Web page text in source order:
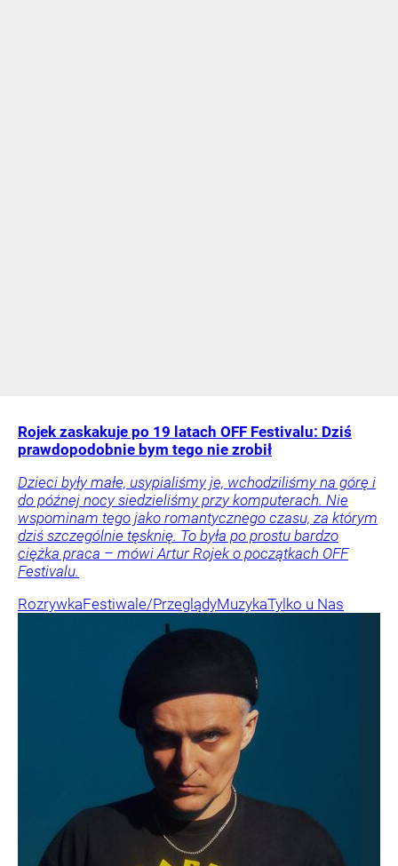
Rojek zaskakuje po 19 latach OFF Festivalu: Dziś
prawdopodobnie bym tego nie zrobił
Dzieci były małe, usypialiśmy je, wchodziliśmy na górę i
do późnej nocy siedzieliśmy przy komputerach. Nie
wspominam tego jako romantycznego czasu, za którym
dziś szczególnie tęsknię. To była po prostu bardzo
ciężka praca – mówi Artur Rojek o początkach OFF
Festivalu.
RozrywkaFestiwale/PrzeglądyMuzykaTylko u Nas